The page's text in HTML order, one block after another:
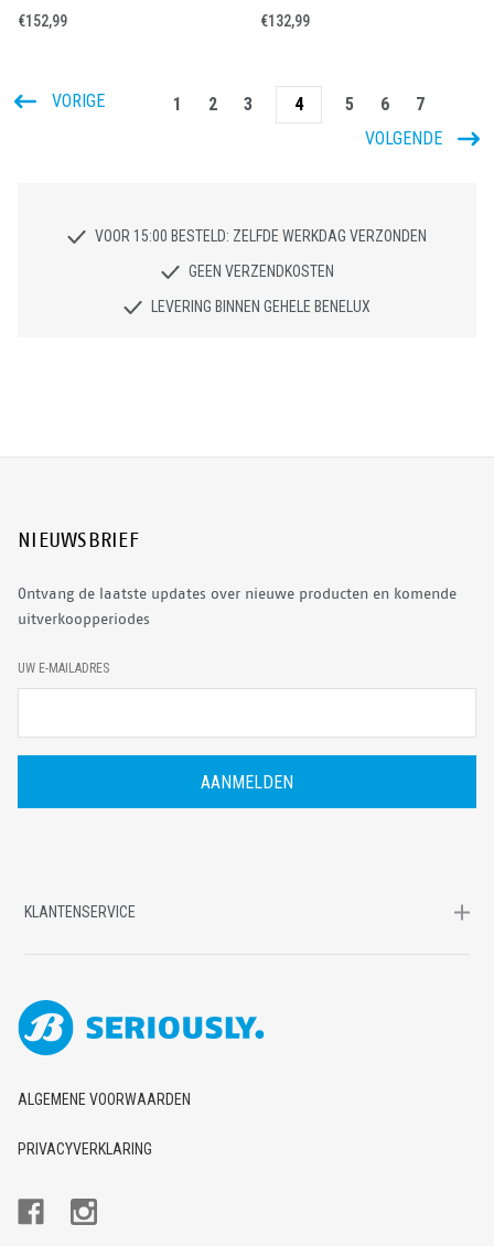
€152,99 €132,99
VORIGE 1 2 3 4 5 6
7
VOLGENDE
VOOR 15:00 BESTELD: ZELFDE WERKDAG VERZONDEN
GEEN VERZENDKOSTEN
LEVERING BINNEN GEHELE BENELUX
NIEUWSBRIEF
Ontvang de laatste updates over nieuwe producten en komende
uitverkoopperiodes
E
-
M
A
D
UW E-MAILADRES
KLANTENSERVICE
ALGEMENE VOORWAARDEN
PRIVACYVERKLARING